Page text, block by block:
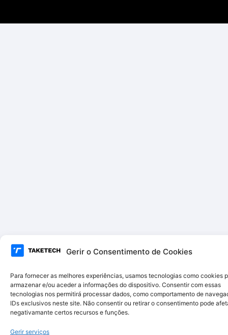
Gerir o Consentimento de Cookies
Para fornecer as melhores experiências, usamos tecnologias como cookies
armazenar e/ou aceder a informações do dispositivo. Consentir com essas
tecnologias nos permitirá processar dados, como comportamento de
IDs exclusivos neste site. Não consentir ou retirar o consentimento pode
negativamante certos recursos e funções.
Gerir serviços